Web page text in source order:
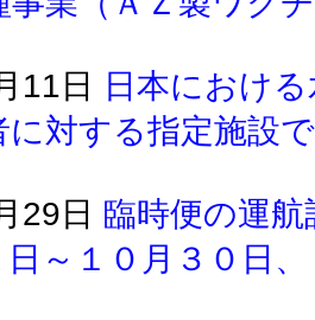
11日
日本におけ
に対する指定施設
29日 臨時便の運
～１０月３０日